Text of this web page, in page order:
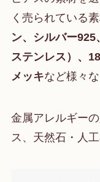
く売られている素
ン、シルバー925
ステンレス）、
メッキなど様々
金属アレルギー
ス、天然石・人